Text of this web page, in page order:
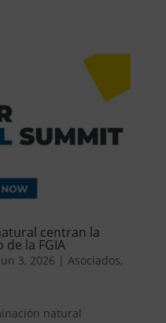
centran la
la FGIA
3, 2026 | Asociados,
natural